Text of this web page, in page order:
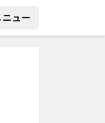
ュー